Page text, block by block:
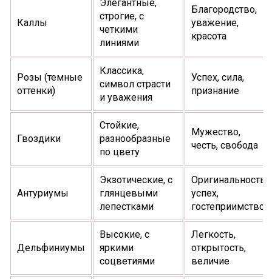
Каллы
Элегантные,
строгие, с
четкими
линиями
Благородство,
уважение,
красота
Розы (темные
оттенки)
Классика,
символ страсти
и уважения
Успех, сила,
признание
Гвоздики
Стойкие,
разнообразные
по цвету
Мужество,
честь, свобода
Антуриумы
Экзотические, с
глянцевыми
лепестками
Оригинальность,
успех,
гостеприимство
Дельфиниумы
Высокие, с
яркими
соцветиями
Легкость,
открытость,
величие